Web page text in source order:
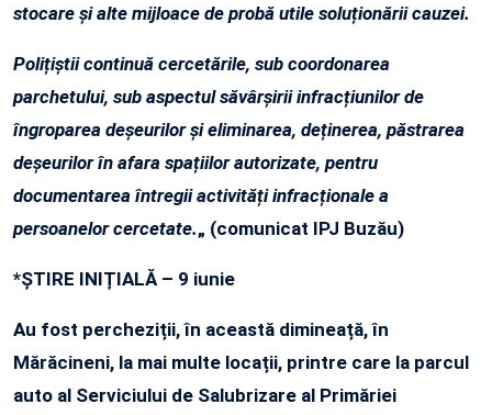
stocare și alte mijloace de probă utile soluționării cauzei.
Polițiștii continuă cercetările, sub coordonarea
parchetului, sub aspectul săvârşirii infracțiunilor de
îngroparea deșeurilor și eliminarea, deținerea, păstrarea
deșeurilor în afara spațiilor autorizate, pentru
documentarea întregii activități infracționale a
persoanelor cercetate.„ (comunicat IPJ Buzău)
*ȘTIRE INIȚIALĂ – 9 iunie
Au fost percheziții, în această dimineață, în
Mărăcineni, la mai multe locații, printre care la parcul
auto al Serviciului de Salubrizare al Primăriei